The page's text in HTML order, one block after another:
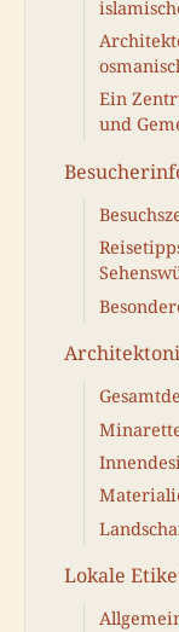
Ein
und
Lokale